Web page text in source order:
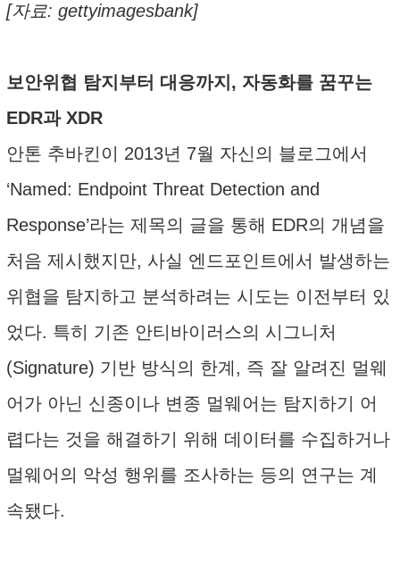
[자료: gettyimagesbank]
보안위협 탐지부터 대응까지, 자동화를 꿈꾸는
EDR과 XDR
안톤 추바킨이 2013년 7월 자신의 블로그에서
‘Named: Endpoint Threat Detection and
Response’라는 제목의 글을 통해 EDR의 개념을
처음 제시했지만, 사실 엔드포인트에서 발생하는
위협을 탐지하고 분석하려는 시도는 이전부터 있
었다. 특히 기존 안티바이러스의 시그니처
(Signature) 기반 방식의 한계, 즉 잘 알려진 멀웨
어가 아닌 신종이나 변종 멀웨어는 탐지하기 어
렵다는 것을 해결하기 위해 데이터를 수집하거나
멀웨어의 악성 행위를 조사하는 등의 연구는 계
속됐다.